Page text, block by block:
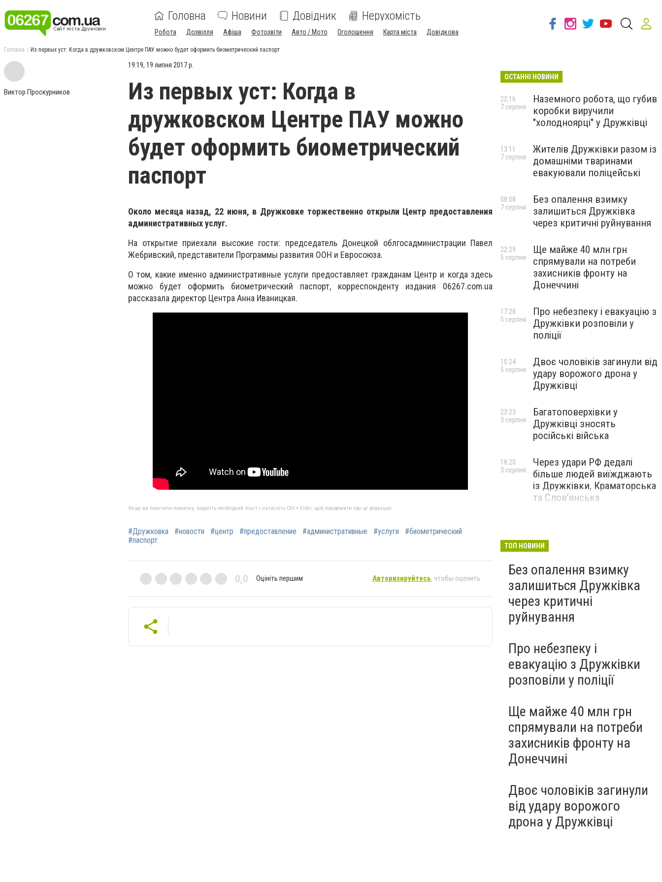
Головна Новини Довідник Нерухомість
Робота Дозвілля Афіша Фотозвіти Авто / Мото Оголошення Карта міста Довідкова
Головна Из первых уст: Когда в дружковском Центре ПАУ можно будет оформить биометрический паспорт
Виктор Проскурников
19:19, 19 липня 2017 р.
Из первых уст: Когда в
дружковском Центре ПАУ можно
будет оформить биометрический
паспорт
Около месяца назад, 22 июня, в Дружковке торжественно открыли Центр предоставления
административных услуг.
На открытие приехали высокие гости: председатель Донецкой облгосадминистрации Павел
Жебривский, представители Программы развития ООН и Евросоюза.
О том, какие именно административные услуги предоставляет гражданам Центр и когда здесь
можно будет оформить биометрический паспорт, корреспонденту издания 06267.com.ua
рассказала директор Центра Анна Иваницкая.
Якщо ви помітили помилку, виділіть необхідний текст і натисніть Ctrl + Enter, щоб повідомити про це редакцію
#Дружковка #новости #центр #предоставление #административные #услуги
#биометрический
#паспорт
0,0 Оцініть першим Авторизируйтесь, чтобы оценить
ОСТАННІ НОВИНИ
Наземного робота, що губив
коробки виручили
"холодноярці" у Дружківці
22:16
7 серпня
Жителів Дружківки разом із
домашніми тваринами
евакуювали поліцейські
13:11
7 серпня
Без опалення взимку
залишиться Дружківка
через критичні руйнування
08:08
7 серпня
Ще майже 40 млн грн
спрямували на потреби
захисників фронту на
Донеччині
22:29
5 серпня
Про небезпеку і евакуацію з
Дружківки розповіли у
поліції
17:28
5 серпня
Двоє чоловіків загинули від
удару ворожого дрона у
Дружківці
10:24
5 серпня
Багатоповерхівки у
Дружківці зносять
російські війська
23:23
3 серпня
Через удари РФ дедалі
більше людей виїжджають
із Дружківки, Краматорська
та Слов’янська
18:20
3 серпня
ТОП НОВИНИ
Без опалення взимку
залишиться Дружківка
через критичні
руйнування
Про небезпеку і
евакуацію з Дружківки
розповіли у поліції
Ще майже 40 млн грн
спрямували на потреби
захисників фронту на
Донеччині
Двоє чоловіків загинули
від удару ворожого
дрона у Дружківці